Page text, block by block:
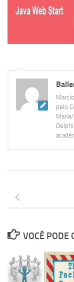
pelo
VOCÊ PODE